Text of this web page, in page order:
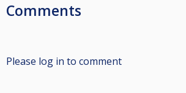
Comments
Please log in to comment